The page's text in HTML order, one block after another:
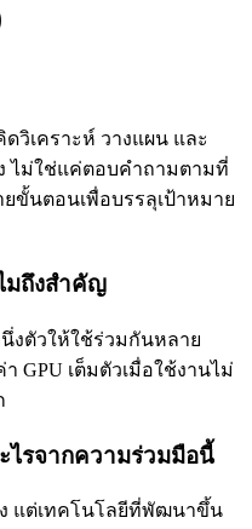
วิเคราะห์ วางแผน และ
ไม่ใช่แค่ตอบคำถามตามที่
ขั้นตอนเพื่อบรรลุเป้าหมาย
มถึงสำคัญ
นึ่งตัวให้ใช้ร่วมกันหลาย
GPU เต็มตัวเมื่อใช้งานไม่
ไรจากความร่วมมือนี้
ง แต่เทคโนโลยีที่พัฒนาขึ้น